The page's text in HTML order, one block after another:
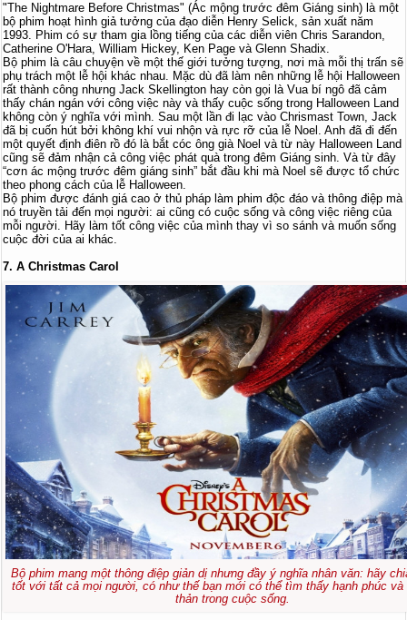
"The Nightmare Before Christmas" (Ác mộng trước đêm Giáng sinh) là một
bộ phim hoạt hình giả tưởng của đạo diễn Henry Selick, sản xuất năm
1993. Phim có sự tham gia lồng tiếng của các diễn viên Chris Sarandon,
Catherine O'Hara, William Hickey, Ken Page và Glenn Shadix.
Bộ phim là câu chuyện về một thế giới tưởng tượng, nơi mà mỗi thị trấn sẽ
phụ trách một lễ hội khác nhau. Mặc dù đã làm nên những lễ hội Halloween
rất thành công nhưng Jack Skellington hay còn gọi là Vua bí ngô đã cảm
thấy chán ngán với công việc này và thấy cuộc sống trong Halloween Land
không còn ý nghĩa với mình. Sau một lần đi lạc vào Chrismast Town, Jack
đã bị cuốn hút bởi không khí vui nhộn và rực rỡ của lễ Noel. Anh đã đi đến
một quyết định điên rồ đó là bắt cóc ông già Noel và từ này Halloween Land
cũng sẽ đảm nhận cả công việc phát quà trong đêm Giáng sinh. Và từ đây
“cơn ác mộng trước đêm giáng sinh” bắt đầu khi mà Noel sẽ được tổ chức
theo phong cách của lễ Halloween.
Bộ phim được đánh giá cao ở thủ pháp làm phim độc đáo và thông điệp mà
nó truyền tải đến mọi người: ai cũng có cuộc sống và công việc riêng của
mỗi người. Hãy làm tốt công việc của mình thay vì so sánh và muốn sống
cuộc đời của ai khác.
7. A Christmas Carol
Bộ phim mang một thông điệp giản dị nhưng đầy ý nghĩa nhân văn: hãy
tốt với tất cả mọi người, có như thế bạn mới có thể tìm thấy hạnh phúc và
thản trong cuộc sống.